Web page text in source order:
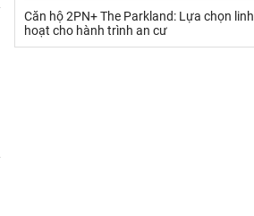
Xi măng - Clynker
Căn hộ 2PN+ The Parkland: Lựa chọn linh
hoạt cho hành trình an cư